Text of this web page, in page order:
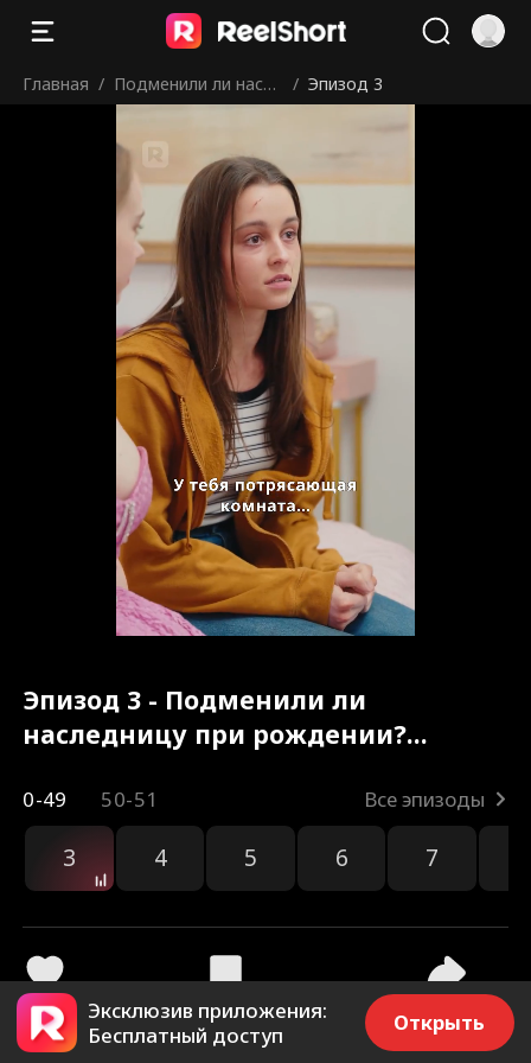
Главная / Подменили ли насле
/ Эпизод 3
Эпизод 3 - Подменили ли
наследницу при рождении?
0-49 50-51 Все эпизоды
3 4 5 6 7
11.5k 165.1k Поделиться
Эксклюзив приложения:
Бесплатный доступ
Открыть